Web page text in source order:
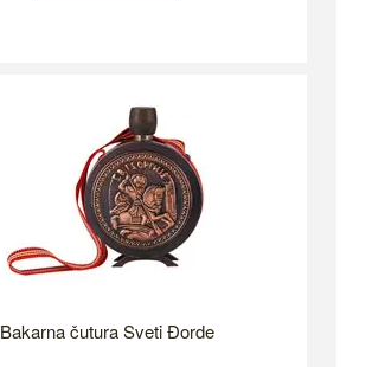
Bakarna čutura Sveti Đorde